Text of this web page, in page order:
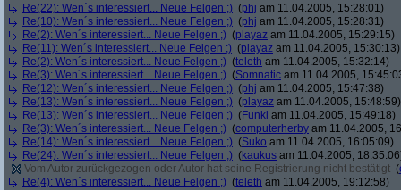
Re(22): Wen´s interessiert... Neue Felgen ;) (phj am 11.04.2005, 15:28:01)
Re(10): Wen´s interessiert... Neue Felgen ;) (phj am 11.04.2005, 15:28:31)
Re(2): Wen´s interessiert... Neue Felgen ;) (playaz am 11.04.2005, 15:29:15)
Re(11): Wen´s interessiert... Neue Felgen ;) (playaz am 11.04.2005, 15:30:13)
Re(2): Wen´s interessiert... Neue Felgen ;) (teleth am 11.04.2005, 15:32:14)
Re(3): Wen´s interessiert... Neue Felgen ;) (Somnatic am 11.04.2005,
Re(12): Wen´s interessiert... Neue Felgen ;) (phj am 11.04.2005, 15:47:38)
Re(13): Wen´s interessiert... Neue Felgen ;) (playaz am 11.04.2005, 15:48:59)
Re(13): Wen´s interessiert... Neue Felgen ;) (Funki am 11.04.2005, 15:49:18)
Re(3): Wen´s interessiert... Neue Felgen ;) (computerherby am 11.04.2005,
Re(14): Wen´s interessiert... Neue Felgen ;) (Suko am 11.04.2005, 16:05:09)
Re(24): Wen´s interessiert... Neue Felgen ;) (kaukus am 11.04.2005,
Vom Autor zurückgezogen oder Autor hat seine Registrierung nicht bestätigt (
Re(4): Wen´s interessiert... Neue Felgen ;) (teleth am 11.04.2005, 19:12:58)